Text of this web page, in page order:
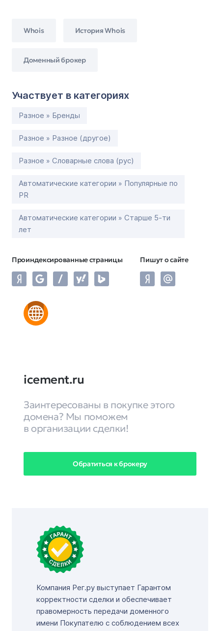
Whois История Whois
Доменный брокер
Участвует в категориях
Разное » Бренды
Разное » Разное (другое)
Разное » Словарные слова (рус)
Автоматические категории » Популярные по
PR
Автоматические категории » Старше 5-ти
лет
Проиндексированные страницы Пишут о сайте
icement.ru
Заинтересованы в покупке этого
домена? Мы поможем
в организации сделки!
Обратиться к брокеру
Компания Рег.ру выступает Гарантом
корректности сделки и обеспечивает
правомерность передачи доменного
имени Покупателю с соблюдением всех